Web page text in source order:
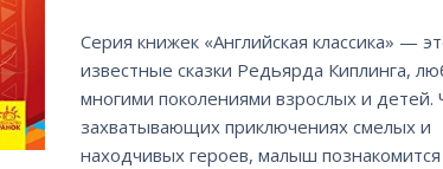
Серия книжек «Английская классика» —
известные сказки Редьярда Киплинга,
многими поколениями взрослых и детей.
захватывающих приключениях смелых и
находчивых героев, малыш познакомится